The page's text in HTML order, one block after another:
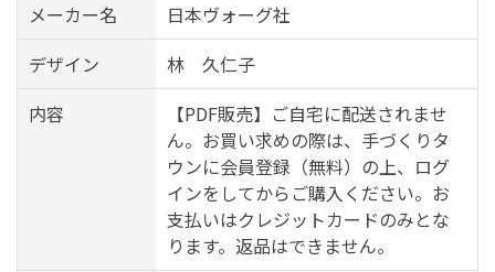
メーカー名
日本ヴォーグ社
デザイン
林 久仁子
内容
【PDF販売】ご自宅に配送されませ
ん。お買い求めの際は、手づくりタ
ウンに会員登録（無料）の上、ログ
インをしてからご購入ください。お
支払いはクレジットカードのみとな
ります。返品はできません。